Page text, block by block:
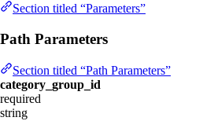
Section titled “Parameters”
Path Parameters
Section titled “Path Parameters”
category_group_id
required
string